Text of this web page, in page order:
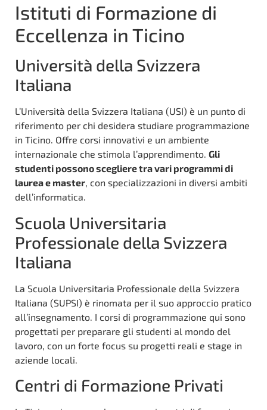
Istituti di Formazione di
Eccellenza in Ticino
Università della Svizzera
Italiana
L’Università della Svizzera Italiana (USI) è un punto di
riferimento per chi desidera studiare programmazione
in Ticino. Offre corsi innovativi e un ambiente
internazionale che stimola l’apprendimento. Gli
studenti possono scegliere tra vari programmi di
laurea e master, con specializzazioni in diversi ambiti
dell’informatica.
Scuola Universitaria
Professionale della Svizzera
Italiana
La Scuola Universitaria Professionale della Svizzera
Italiana (SUPSI) è rinomata per il suo approccio pratico
all’insegnamento. I corsi di programmazione qui sono
progettati per preparare gli studenti al mondo del
lavoro, con un forte focus su progetti reali e stage in
aziende locali.
Centri di Formazione Privati